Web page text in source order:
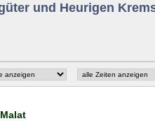
und Heurigen